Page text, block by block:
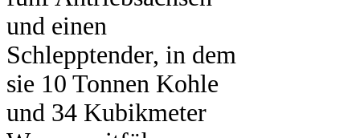
und einen
Schlepptender, in dem
sie 10 Tonnen Kohle
und 34 Kubikmeter